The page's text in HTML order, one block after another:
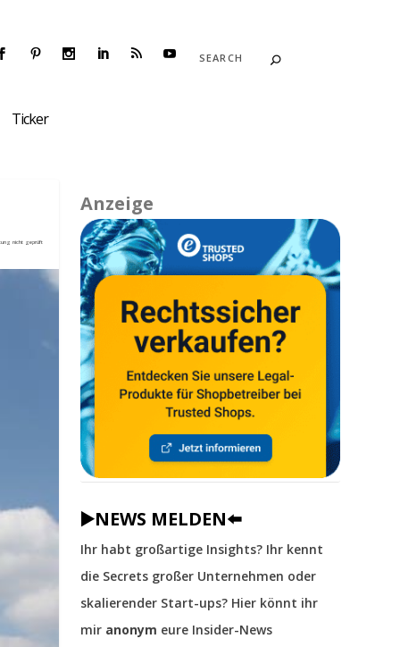
Ticker
Anzeige
▶️NEWS MELDEN⬅️
Ihr habt großartige Insights? Ihr kennt
die Secrets großer Unternehmen oder
skalierender Start-ups? Hier könnt ihr
mir anonym eure Insider-News